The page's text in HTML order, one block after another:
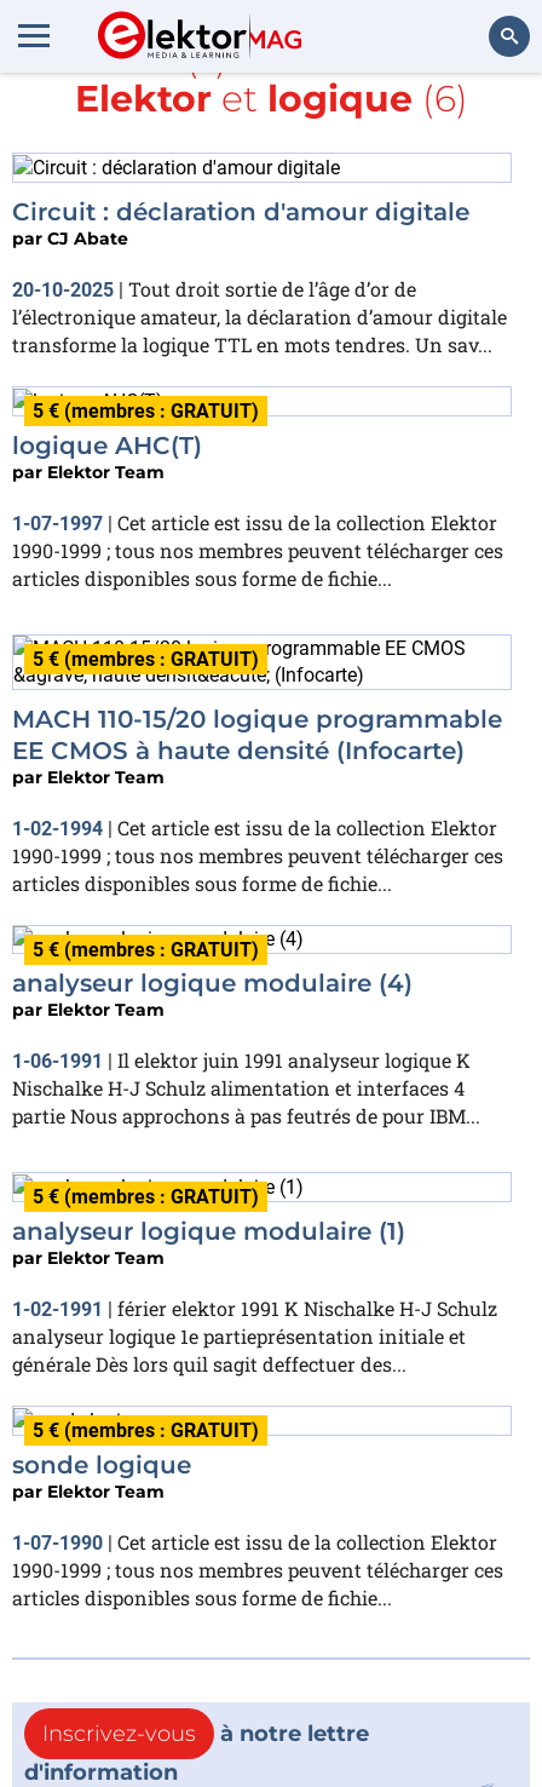
Rechercher
Article(s) avec la balise
Elektoret logique (6)
Circuit : déclaration d'amour digitale
par CJ Abate
20-10-2025 | Tout droit sortie de l’âge d’or de
l’électronique amateur, la déclaration d’amour digitale
transforme la logique TTL en mots tendres. Un sav...
5 € (membres : GRATUIT)
logique AHC(T)
par Elektor Team
1-07-1997 | Cet article est issu de la collection Elektor
1990-1999 ; tous nos membres peuvent télécharger ces
articles disponibles sous forme de fichie...
5 € (membres : GRATUIT)
MACH 110-15/20 logique programmable
EE CMOS à haute densité (Infocarte)
par Elektor Team
1-02-1994 | Cet article est issu de la collection Elektor
1990-1999 ; tous nos membres peuvent télécharger ces
articles disponibles sous forme de fichie...
5 € (membres : GRATUIT)
analyseur logique modulaire (4)
par Elektor Team
1-06-1991
Il elektor juin 1991 analyseur logique K
Nischalke H-J Schulz alimentation et interfaces 4
partie Nous approchons à pas feutrés de pour IBM...
5 € (membres : GRATUIT)
analyseur logique modulaire (1)
par Elektor Team
1-02-1991 | férier elektor 1991 K Nischalke H-J Schulz
analyseur logique 1e partieprésentation initiale et
générale Dès lors quil sagit deffectuer des...
5 € (membres : GRATUIT)
sonde logique
par Elektor Team
1-07-1990 | Cet article est issu de la collection Elektor
1990-1999 ; tous nos membres peuvent télécharger ces
articles disponibles sous forme de fichie...
Inscrivez-vous
à notre lettre
d'information